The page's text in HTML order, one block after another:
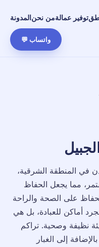
توفير عمالةمن نحنالمدونة
واتساب 💬
في المنطقة الشرقية،
مما يجعل الحفاظ
على الصحة والراحة
أماكن للعبادة، بل هي
نظيفة وصحية. تراكم
إلى الغبار